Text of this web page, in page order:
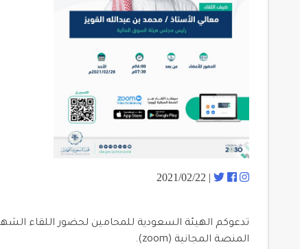
| 2021/02/22
تدعوكم الهيئة السعودية للمحامين لحضور اللقاء
المنصة المجانية (zoom).